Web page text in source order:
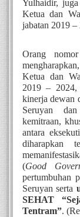
Yulhaidir, juga
Ketua dan
jabatan 2019
Orang
Ketua dan
2019 – 2024,
kinerja dewan
Seruyan
kemitraan,
antara
diharapkan
(Good
pertumbuhan
Seruyan serta
SEHAT
Tentram”.